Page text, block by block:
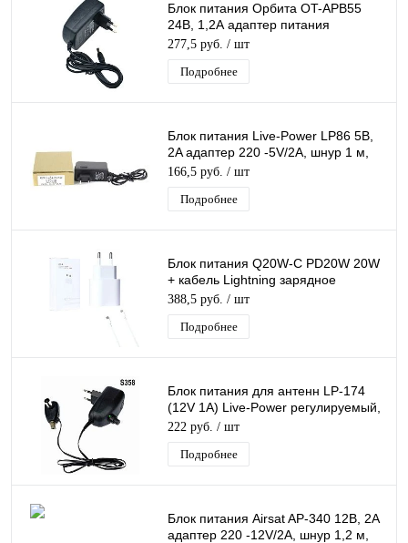
Блок питания Орбита OT-APB55
24В, 1,2А адаптер питания
(24В,1200mA) разъем 5,5*2,5,
длина 1м
277,5 руб. / шт
Подробнее
Блок питания Live-Power LP86 5В,
2A адаптер 220 -5V/2A, шнур 1 м,
штекер 5.5*2,5 мм
166,5 руб. / шт
Подробнее
Блок питания Q20W-C PD20W 20W
+ кабель Lightning зарядное
устройство с USB-C портом
388,5 руб. / шт
Подробнее
Блок питания для антенн LP-174
(12V 1A) Live-Power регулируемый,
с инжектором питания, c F-
разъёмом
222 руб. / шт
Подробнее
Блок питания Airsat AP-340 12В, 2A
адаптер 220 -12V/2A, шнур 1,2 м,